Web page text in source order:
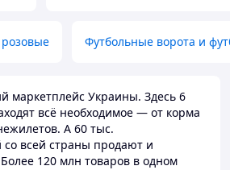
Футбольные ворота и
маркетплейс Украины. Здесь 6
всё необходимое — от корма
А 60 тыс.
всей страны продают и
120 млн товаров в одном